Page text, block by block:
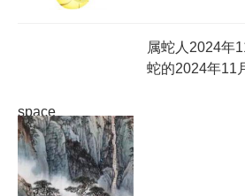
space
属蛇人2024年
蛇的2024年11